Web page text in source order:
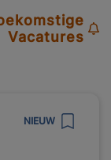
Vacatures
NIEUW